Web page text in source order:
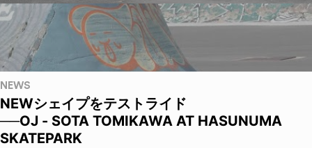
NEWS
NEWシェイプをテストライド
──OJ - SOTA TOMIKAWA AT HASUNUMA
SKATEPARK